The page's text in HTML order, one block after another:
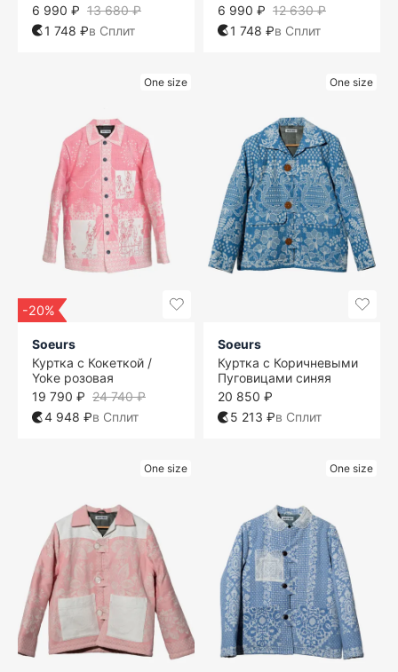
13 680 ₽
6 990 ₽
1 748 ₽в Сплит
12 630 ₽
6 990 ₽
1 748 ₽в Сплит
One size
-20%
Soeurs
Куртка с Кокеткой /
Yoke розовая
24 740 ₽
19 790 ₽
4 948 ₽в Сплит
One size
Soeurs
Куртка с Коричневыми
Пуговицами синяя
20 850 ₽
5 213 ₽в Сплит
One size One size